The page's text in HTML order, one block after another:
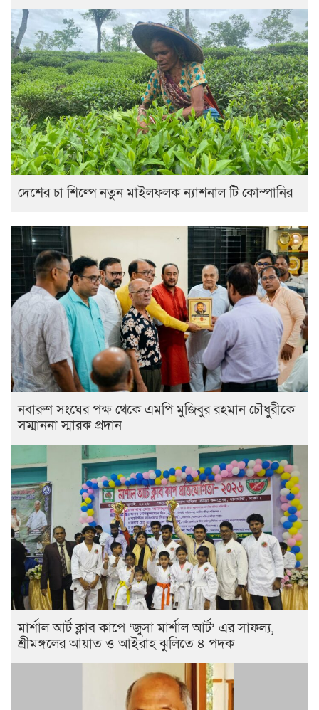
দেশের চা শিল্পে নতুন মাইলফলক ন্যাশনাল টি কোম্পানির
নবারুণ সংঘের পক্ষ থেকে এমপি মুজিবুর রহমান চৌধুরীকে
সম্মাননা স্মারক প্রদান
মার্শাল আর্ট ক্লাব কাপে ‘জুসা মার্শাল আর্ট’ এর সাফল্য,
শ্রীমঙ্গলের আয়াত ও আইরাহ ঝুলিতে ৪ পদক